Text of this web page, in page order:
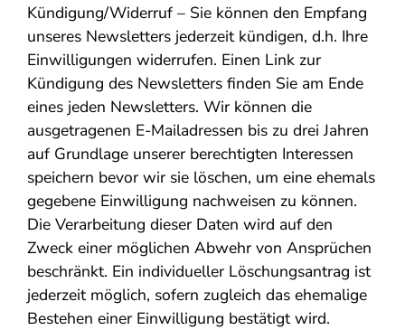
Kündigung/Widerruf – Sie können den Empfang
unseres Newsletters jederzeit kündigen, d.h. Ihre
Einwilligungen widerrufen. Einen Link zur
Kündigung des Newsletters finden Sie am Ende
eines jeden Newsletters. Wir können die
ausgetragenen E-Mailadressen bis zu drei Jahren
auf Grundlage unserer berechtigten Interessen
speichern bevor wir sie löschen, um eine ehemals
gegebene Einwilligung nachweisen zu können.
Die Verarbeitung dieser Daten wird auf den
Zweck einer möglichen Abwehr von Ansprüchen
beschränkt. Ein individueller Löschungsantrag ist
jederzeit möglich, sofern zugleich das ehemalige
Bestehen einer Einwilligung bestätigt wird.